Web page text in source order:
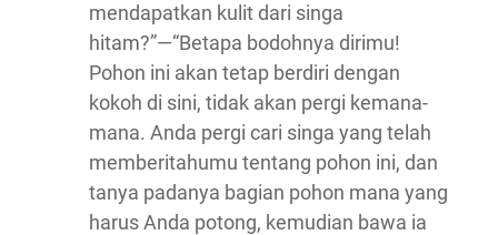
mendapatkan kulit dari singa
hitam?”—“Betapa bodohnya dirimu!
Pohon ini akan tetap berdiri dengan
kokoh di sini, tidak akan pergi kemana-
mana. Anda pergi cari singa yang telah
memberitahumu tentang pohon ini, dan
tanya padanya bagian pohon mana yang
harus Anda potong, kemudian bawa ia